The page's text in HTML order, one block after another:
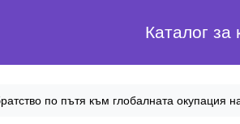
Каталог за
по пътя към глобалната окупация